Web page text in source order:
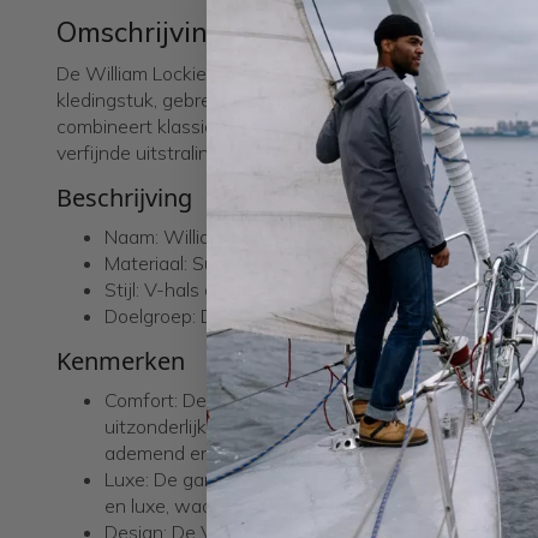
Omschrijving
De William Lockie Carmen V-Cardigan met Bretonse
kledingstuk, gebreid van super-fine merino garens van
combineert klassiek design met hoogwaardige
verfijnde uitstraling.
Beschrijving
Naam: William Lockie Carmen V-Cardigan
Materiaal: Super-fine merino Loro Piana garens
Stijl: V-hals cardigan met Bretonse streep
Doelgroep: Degenen die luxe, comfort en een
Kenmerken
Comfort: De cardigan is gebreid van super-fine
uitzonderlijke zachtheid en comfortabele
ademend en heeft uitstekende
Luxe: De garens van Loro Piana staan wereldwijd
en luxe, waardoor deze cardigan een exclusief item
Design: De V-hals en het Bretonse